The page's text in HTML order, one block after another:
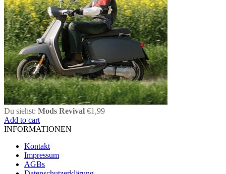
Du siehst: Mods Revival €1,99
Add to cart
INFORMATIONEN
Kontakt
Impressum
AGBs